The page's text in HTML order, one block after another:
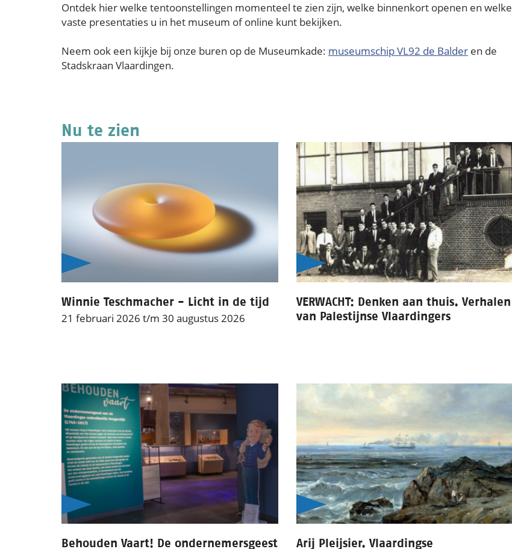
Ontdek hier welke tentoonstellingen momenteel te zien zijn, welke binnenkort openen en welke
vaste presentaties u in het museum of online kunt bekijken.
Neem ook een kijkje bij onze buren op de Museumkade: museumschip VL92 de Balder en de
Stadskraan Vlaardingen.
Nu te zien
Winnie Teschmacher - Licht in de tijd
21 februari 2026 t/m 30 augustus 2026
VERWACHT: Denken aan thuis. Verhalen
van Palestijnse Vlaardingers
Behouden Vaart! De ondernemersgeest
Arij Pleijsier. Vlaardingse